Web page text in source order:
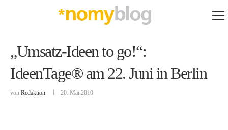
„Umsatz-Ideen to go!“:
IdeenTage® am 22. Juni in Berlin
von Redaktion 20. Mai 2010